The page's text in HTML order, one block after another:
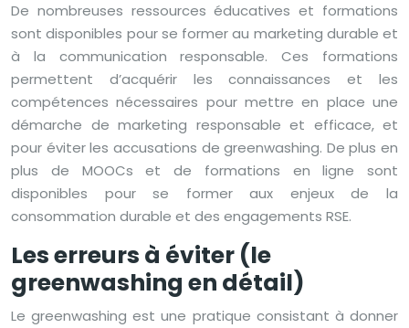
De nombreuses ressources éducatives et formations
sont disponibles pour se former au marketing durable et
à la communication responsable. Ces formations
permettent d’acquérir les connaissances et les
compétences nécessaires pour mettre en place une
démarche de marketing responsable et efficace, et
pour éviter les accusations de greenwashing. De plus en
plus de MOOCs et de formations en ligne sont
disponibles pour se former aux enjeux de la
consommation durable et des engagements RSE.
Les erreurs à éviter (le
greenwashing en détail)
Le greenwashing est une pratique consistant à donner